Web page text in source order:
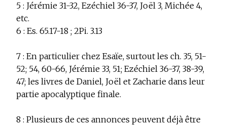
5 : Jérémie 31-32, Ezéchiel 36-37, Joël 3, Michée 4,
etc.
6 : Es. 65.17-18 ; 2Pi. 3.13
7 : En particulier chez Esaïe, surtout les ch. 35, 51-
52; 54, 60-66, Jérémie 33, 51; Ezéchiel 36-37, 38-39,
47; les livres de Daniel, Joël et Zacharie dans leur
partie apocalyptique finale.
8 : Plusieurs de ces annonces peuvent déjà être